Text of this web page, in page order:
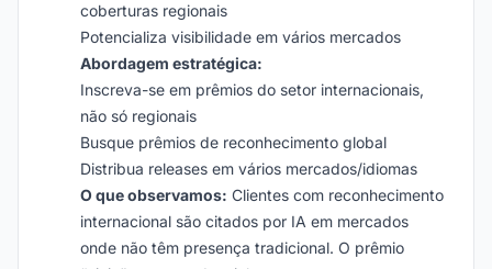
coberturas regionais
Potencializa visibilidade em vários mercados
Abordagem estratégica:
Inscreva-se em prêmios do setor internacionais,
não só regionais
Busque prêmios de reconhecimento global
Distribua releases em vários mercados/idiomas
O que observamos: Clientes com reconhecimento
internacional são citados por IA em mercados
onde não têm presença tradicional. O prêmio